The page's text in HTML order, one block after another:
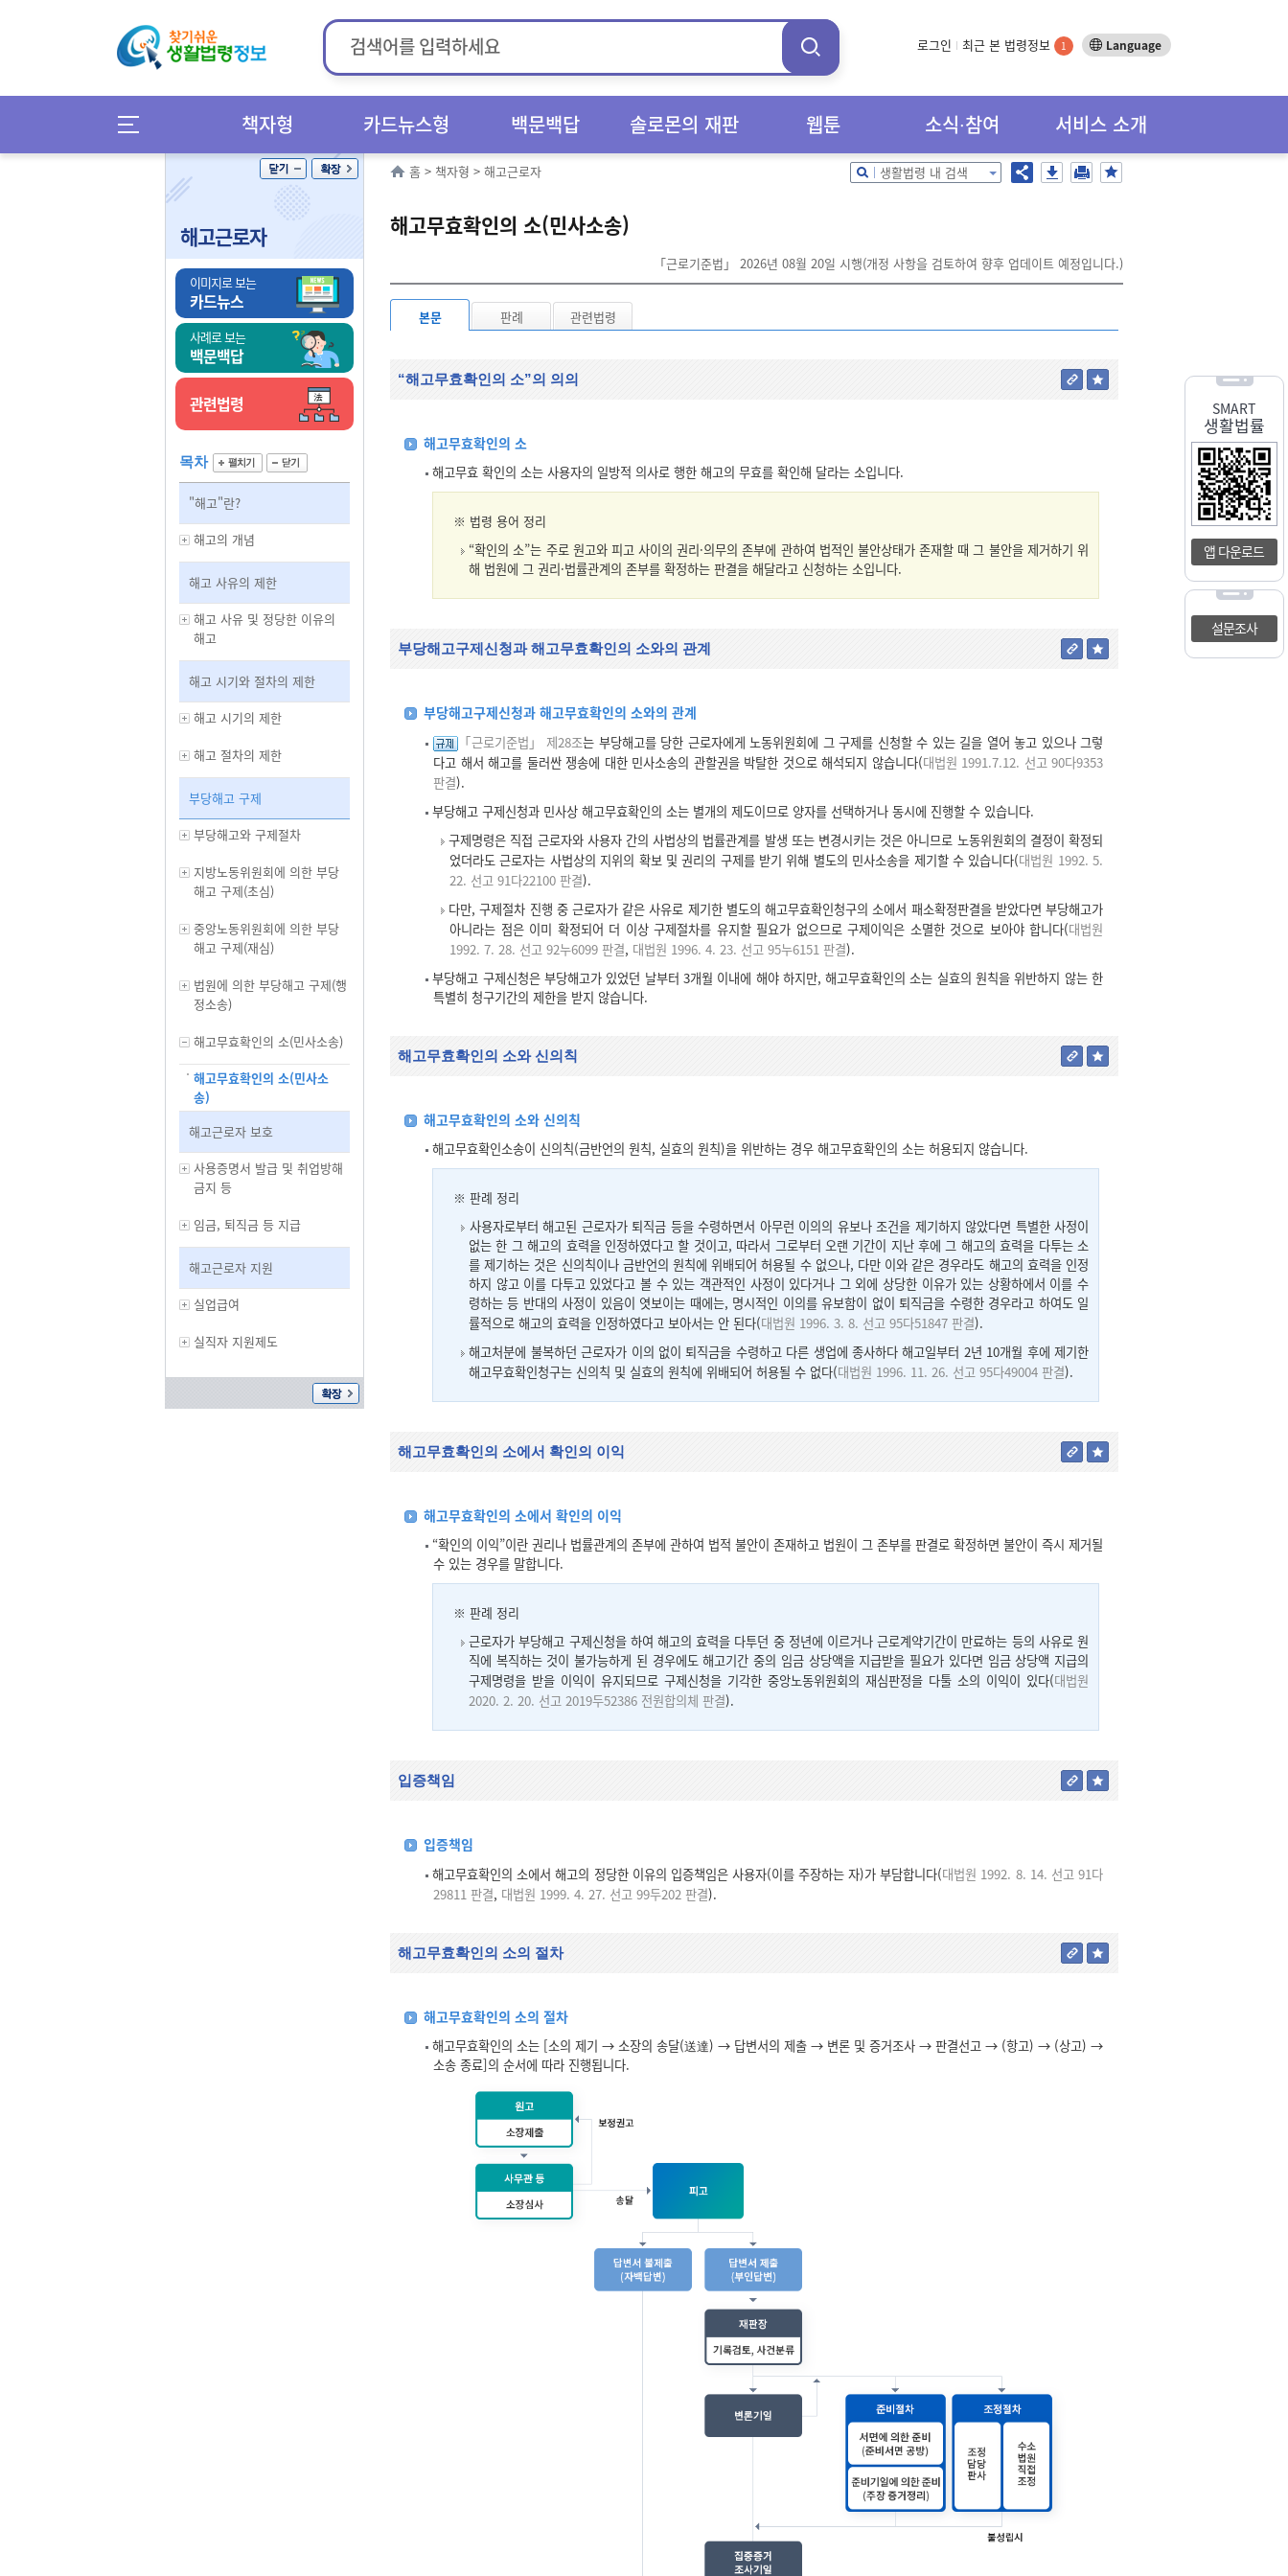
로그인 최근 본 법령정보 1 Language
책자형 카드뉴스형 백문백답 솔로몬의 재판 웹툰 소식∙참여 서비스 소개
SMART
생활법률
앱 다운로드
설문조사
해고근로자
이미지로 보는
카드뉴스
사례로 보는
백문백답
관련법령
목차
"해고"란?
해고의 개념
해고 사유의 제한
해고 사유 및 정당한 이유의
해고
해고 시기와 절차의 제한
해고 시기의 제한
해고 절차의 제한
부당해고 구제
부당해고와 구제절차
지방노동위원회에 의한 부당
해고 구제(초심)
중앙노동위원회에 의한 부당
해고 구제(재심)
법원에 의한 부당해고 구제(행
정소송)
해고무효확인의 소(민사소송)
해고무효확인의 소(민사소
송)
해고근로자 보호
사용증명서 발급 및 취업방해
금지 등
임금, 퇴직금 등 지급
해고근로자 지원
실업급여
실직자 지원제도
홈 > 책자형 > 해고근로자 생활법령 내 검색
해고무효확인의 소(민사소송)
「근로기준법」 2026년 08월 20일 시행(개정 사항을 검토하여 향후 업데이트 예정입니다.)
본문 판례 관련법령
“해고무효확인의 소”의 의의
해고무효확인의 소
해고무효 확인의 소는 사용자의 일방적 의사로 행한 해고의 무효를 확인해 달라는 소입니다.
※ 법령 용어 정리
“확인의 소”는 주로 원고와 피고 사이의 권리·의무의 존부에 관하여 법적인 불안상태가 존재할 때 그 불안을 제거하기 위
해 법원에 그 권리·법률관계의 존부를 확정하는 판결을 해달라고 신청하는 소입니다.
부당해고구제신청과 해고무효확인의 소와의 관계
부당해고구제신청과 해고무효확인의 소와의 관계
「근로기준법」 제28조는 부당해고를 당한 근로자에게 노동위원회에 그 구제를 신청할 수 있는 길을 열어 놓고 있으나 그렇
다고 해서 해고를 둘러싼 쟁송에 대한 민사소송의 관할권을 박탈한 것으로 해석되지 않습니다(대법원 1991.7.12. 선고 90다9353
판결).
부당해고 구제신청과 민사상 해고무효확인의 소는 별개의 제도이므로 양자를 선택하거나 동시에 진행할 수 있습니다.
구제명령은 직접 근로자와 사용자 간의 사법상의 법률관계를 발생 또는 변경시키는 것은 아니므로 노동위원회의 결정이 확정되
었더라도 근로자는 사법상의 지위의 확보 및 권리의 구제를 받기 위해 별도의 민사소송을 제기할 수 있습니다(대법원 1992. 5.
22. 선고 91다22100 판결).
다만, 구제절차 진행 중 근로자가 같은 사유로 제기한 별도의 해고무효확인청구의 소에서 패소확정판결을 받았다면 부당해고가
아니라는 점은 이미 확정되어 더 이상 구제절차를 유지할 필요가 없으므로 구제이익은 소멸한 것으로 보아야 합니다(대법원
1992. 7. 28. 선고 92누6099 판결, 대법원 1996. 4. 23. 선고 95누6151 판결).
부당해고 구제신청은 부당해고가 있었던 날부터 3개월 이내에 해야 하지만, 해고무효확인의 소는 실효의 원칙을 위반하지 않는 한
특별히 청구기간의 제한을 받지 않습니다.
해고무효확인의 소와 신의칙
해고무효확인의 소와 신의칙
해고무효확인소송이 신의칙(금반언의 원칙, 실효의 원칙)을 위반하는 경우 해고무효확인의 소는 허용되지 않습니다.
※ 판례 정리
사용자로부터 해고된 근로자가 퇴직금 등을 수령하면서 아무런 이의의 유보나 조건을 제기하지 않았다면 특별한 사정이
없는 한 그 해고의 효력을 인정하였다고 할 것이고, 따라서 그로부터 오랜 기간이 지난 후에 그 해고의 효력을 다투는 소
를 제기하는 것은 신의칙이나 금반언의 원칙에 위배되어 허용될 수 없으나, 다만 이와 같은 경우라도 해고의 효력을 인정
하지 않고 이를 다투고 있었다고 볼 수 있는 객관적인 사정이 있다거나 그 외에 상당한 이유가 있는 상황하에서 이를 수
령하는 등 반대의 사정이 있음이 엿보이는 때에는, 명시적인 이의를 유보함이 없이 퇴직금을 수령한 경우라고 하여도 일
률적으로 해고의 효력을 인정하였다고 보아서는 안 된다(대법원 1996. 3. 8. 선고 95다51847 판결).
해고처분에 불복하던 근로자가 이의 없이 퇴직금을 수령하고 다른 생업에 종사하다 해고일부터 2년 10개월 후에 제기한
해고무효확인청구는 신의칙 및 실효의 원칙에 위배되어 허용될 수 없다(대법원 1996. 11. 26. 선고 95다49004 판결).
해고무효확인의 소에서 확인의 이익
해고무효확인의 소에서 확인의 이익
“확인의 이익”이란 권리나 법률관계의 존부에 관하여 법적 불안이 존재하고 법원이 그 존부를 판결로 확정하면 불안이 즉시 제거될
수 있는 경우를 말합니다.
※ 판례 정리
근로자가 부당해고 구제신청을 하여 해고의 효력을 다투던 중 정년에 이르거나 근로계약기간이 만료하는 등의 사유로 원
직에 복직하는 것이 불가능하게 된 경우에도 해고기간 중의 임금 상당액을 지급받을 필요가 있다면 임금 상당액 지급의
구제명령을 받을 이익이 유지되므로 구제신청을 기각한 중앙노동위원회의 재심판정을 다툴 소의 이익이 있다(대법원
2020. 2. 20. 선고 2019두52386 전원합의체 판결).
입증책임
입증책임
해고무효확인의 소에서 해고의 정당한 이유의 입증책임은 사용자(이를 주장하는 자)가 부담합니다(대법원 1992. 8. 14. 선고 91다
29811 판결, 대법원 1999. 4. 27. 선고 99두202 판결).
해고무효확인의 소의 절차
해고무효확인의 소의 절차
해고무효확인의 소는 [소의 제기 → 소장의 송달(送達) → 답변서의 제출 → 변론 및 증거조사 → 판결선고 → (항고) → (상고) →
소송 종료]의 순서에 따라 진행됩니다.